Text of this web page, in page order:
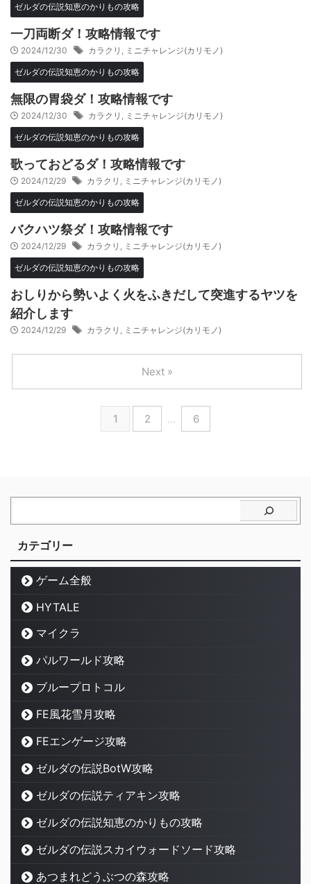
ゼルダの伝説知恵のかりもの攻略
一刀両断ダ！攻略情報です
2024/12/30 カラクリ ミニチャレンジ(カリモノ)
ゼルダの伝説知恵のかりもの攻略
無限の胃袋ダ！攻略情報です
2024/12/30 カラクリ ミニチャレンジ(カリモノ)
ゼルダの伝説知恵のかりもの攻略
歌っておどるダ！攻略情報です
2024/12/29 カラクリ ミニチャレンジ(カリモノ)
ゼルダの伝説知恵のかりもの攻略
バクハツ祭ダ！攻略情報です
2024/12/29 カラクリ ミニチャレンジ(カリモノ)
ゼルダの伝説知恵のかりもの攻略
おしりから勢いよく火をふきだして突進するヤツを
紹介します
2024/12/29 カラクリ ミニチャレンジ(カリモノ)
1 2 … 6
Next »
カテゴリー
ゲーム全般
HYTALE
マイクラ
パルワールド攻略
ブループロトコル
FE風花雪月攻略
FEエンゲージ攻略
ゼルダの伝説BotW攻略
ゼルダの伝説ティアキン攻略
ゼルダの伝説知恵のかりもの攻略
ゼルダの伝説スカイウォードソード攻略
あつまれどうぶつの森攻略